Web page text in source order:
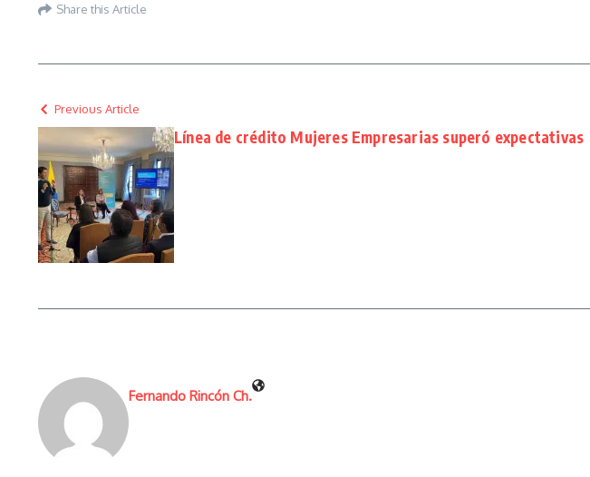
Share this Article
Previous Article
Línea de crédito Mujeres Empresarias superó expectativas
Fernando Rincón Ch.